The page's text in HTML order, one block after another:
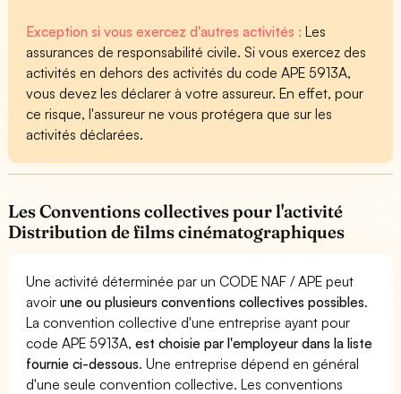
Exception si vous exercez d'autres activités :Les
assurances de responsabilité civile. Si vous exercez des
activités en dehors des activités du code APE 5913A,
vous devez les déclarer à votre assureur. En effet, pour
ce risque, l'assureur ne vous protégera que sur les
activités déclarées.
Les Conventions collectives pour l'activité
Distribution de films cinématographiques
Une activité déterminée par un CODE NAF / APE peut
avoirune ou plusieurs conventions collectives possibles.
La convention collective d'une entreprise ayant pour
code APE 5913A,est choisie par l'employeur dans la liste
fournie ci-dessous. Une entreprise dépend en général
d'une seule convention collective. Les conventions